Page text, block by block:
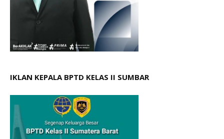
IKLAN KEPALA BPTD KELAS II SUMBAR